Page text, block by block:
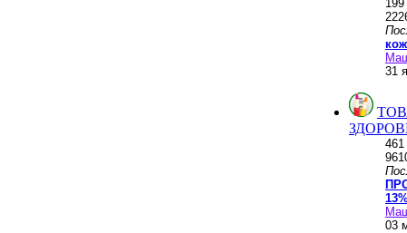
199
31
461
03